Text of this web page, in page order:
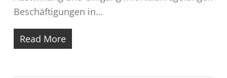
Beschäftigungen in…
Read More